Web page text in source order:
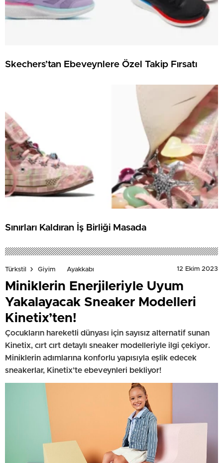
Skechers’tan Ebeveynlere Özel Takip Fırsatı
Sınırları Kaldıran İş Birliği Masada
Türkstil Giyim Ayakkabı 12 Ekim 2023
Miniklerin Enerjileriyle Uyum
Yakalayacak Sneaker Modelleri
Kinetix’ten!
Çocukların hareketli dünyası için sayısız alternatif sunan
Kinetix, cırt cırt detaylı sneaker modelleriyle ilgi çekiyor.
Miniklerin adımlarına konforlu yapısıyla eşlik edecek
sneakerlar, Kinetix’te ebeveynleri bekliyor!